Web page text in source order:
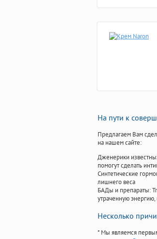
На пути к
Предлагаем Вам
на нашем сайте:
Дженерики
помогут сделать
Синтетические
лишнего веса
БАДы и препараты:
утраченную энергию,
Несколько
* Мы являемся